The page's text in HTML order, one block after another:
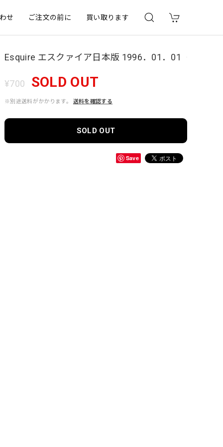
せ ご注文の前に 買い取ります
Esquire エスクァイア日本版 1996．01．01
¥700 SOLD OUT
※別途送料がかかります。 送料を確認する
SOLD OUT
Save